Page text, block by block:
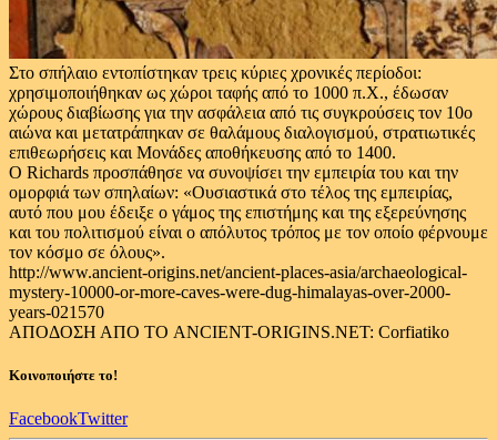
Στο σπήλαιο εντοπίστηκαν τρεις κύριες χρονικές περίοδοι:
χρησιμοποιήθηκαν ως χώροι ταφής από το 1000 π.Χ., έδωσαν
χώρους διαβίωσης για την ασφάλεια από τις συγκρούσεις τον 10ο
αιώνα και μετατράπηκαν σε θαλάμους διαλογισμού, στρατιωτικές
επιθεωρήσεις και Μονάδες αποθήκευσης από το 1400.
Ο Richards προσπάθησε να συνοψίσει την εμπειρία του και την
ομορφιά των σπηλαίων: «Ουσιαστικά στο τέλος της εμπειρίας,
αυτό που μου έδειξε ο γάμος της επιστήμης και της εξερεύνησης
και του πολιτισμού είναι ο απόλυτος τρόπος με τον οποίο φέρνουμε
τον κόσμο σε όλους».
http://www.ancient-origins.net/ancient-places-asia/archaeological-
mystery-10000-or-more-caves-were-dug-himalayas-over-2000-
years-021570
ΑΠΟΔΟΣΗ ΑΠΟ ΤΟ ANCIENT-ORIGINS.NET: Corfiatiko
Κοινοποιήστε το!
FacebookTwitter